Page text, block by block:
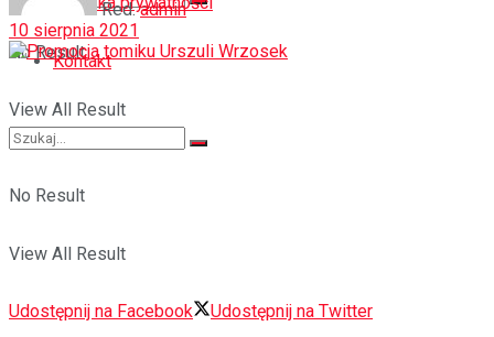
No Result
View All Result
Kontakt
No Result
View All Result
Red. admin
10 sierpnia 2021
Udostępnij na Facebook
Udostępnij na Twitter